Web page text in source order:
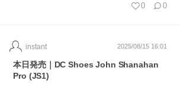
0 0
2025/08/15 16:01
instant
本日発売｜DC Shoes John Shanahan
Pro (JS1)